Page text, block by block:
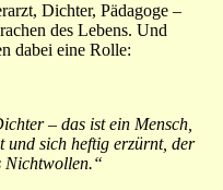
Dichter, Pädagoge –
des Lebens. Und
dabei eine Rolle:
– das ist ein Mensch,
und sich heftig erzürnt, der
Nichtwollen.“